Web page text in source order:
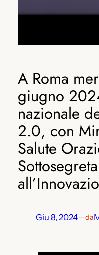
A Roma
giugno
nazionale
2.0, con
Salute
Giu 8, 2024—da